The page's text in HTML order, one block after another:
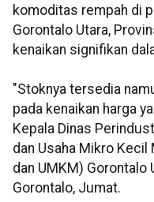
komoditas rempah di
Gorontalo Utara,
kenaikan signifikan
"Stoknya tersedia
pada kenaikan harga
Kepala Dinas
dan Usaha Mikro
dan UMKM) Gorontalo
Gorontalo, Jumat.